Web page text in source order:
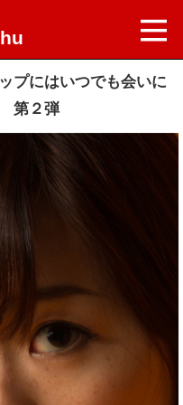
プにはいつでも会いに
第２弾